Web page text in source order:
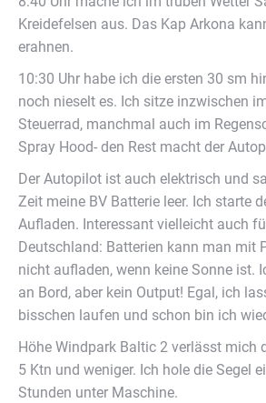
Kreidefelsen aus. Das Kap Arkona
erahnen.
10:30 Uhr habe ich die ersten 30 sm
noch nieselt es. Ich sitze inzwischen
Steuerrad, manchmal auch im
Spray Hood- den Rest macht der
Der Autopilot ist auch elektrisch und
Zeit meine BV Batterie leer. Ich starte
Aufladen. Interessant vielleicht auch
Deutschland: Batterien kann man mit
nicht aufladen, wenn keine Sonne ist.
an Bord, aber kein Output! Egal, ich
bisschen laufen und schon bin ich
Höhe Windpark Baltic 2 verlässt mich
5 Ktn und weniger. Ich hole die Segel
Stunden unter Maschine.